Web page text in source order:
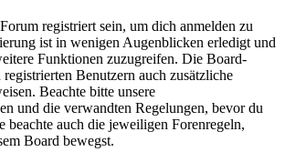
registriert sein, um dich anmelden zu
ist in wenigen Augenblicken erledigt und
Funktionen zuzugreifen. Die Board-
Benutzern auch zusätzliche
Beachte bitte unsere
und die verwandten Regelungen, bevor du
beachte auch die jeweiligen Forenregeln,
Board bewegst.